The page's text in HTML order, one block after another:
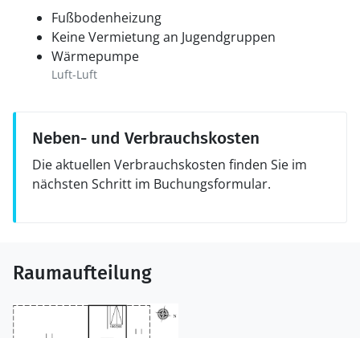
Fußbodenheizung
Keine Vermietung an Jugendgruppen
Wärmepumpe
Luft-Luft
Neben- und Verbrauchskosten
Die aktuellen Verbrauchskosten finden Sie im
nächsten Schritt im Buchungsformular.
Raumaufteilung